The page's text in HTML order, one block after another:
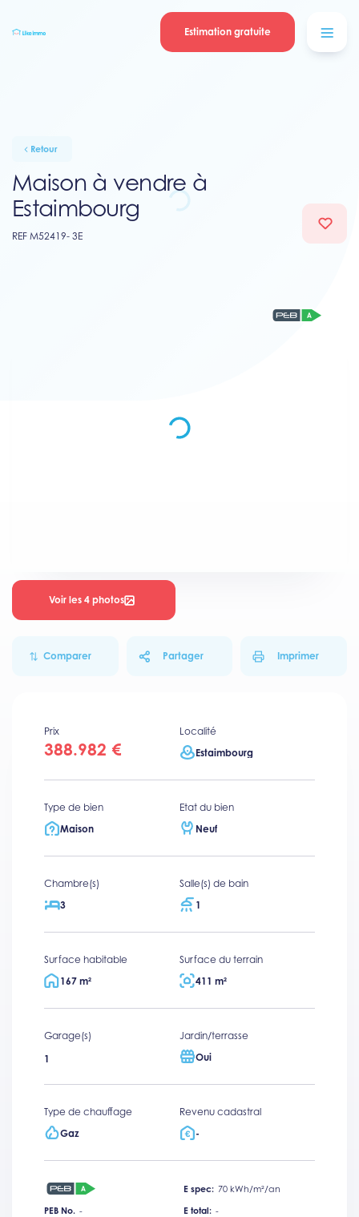
Estimation gratuite
Retour
Maison à vendre à
Estaimbourg
REF M52419- 3E
Voir les 4 photos
Comparer Partager Imprimer
Prix
388.982 €
Localité
Estaimbourg
Type de bien
Maison
Etat du bien
Neuf
Chambre(s)
3
Salle(s) de bain
1
Surface habitable
167 m²
Surface du terrain
411 m²
Garage(s)
1
Jardin/terrasse
Oui
Type de chauffage
Gaz
Revenu cadastral
-
E spec: 70 kWh/m²/an
PEB No. - E total: -